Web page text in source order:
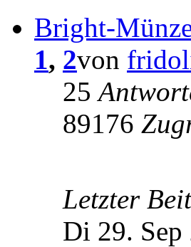
Bright-
1, 2von
25
89176
Letzter
Di 29.